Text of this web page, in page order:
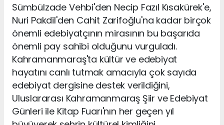
Sümbülzade Vehbi'den Necip Fazıl Kısakürek'e,
Nuri Pakdil'den Cahit Zarifoğlu'na kadar birçok
önemli edebiyatçının mirasının bu başarıda
önemli pay sahibi olduğunu vurguladı.
Kahramanmaraş'ta kültür ve edebiyat
hayatını canlı tutmak amacıyla çok sayıda
edebiyat dergisine destek verildiğini,
Uluslararası Kahramanmaraş Şiir ve Edebiyat
Günleri ile Kitap Fuarı'nın her geçen yıl